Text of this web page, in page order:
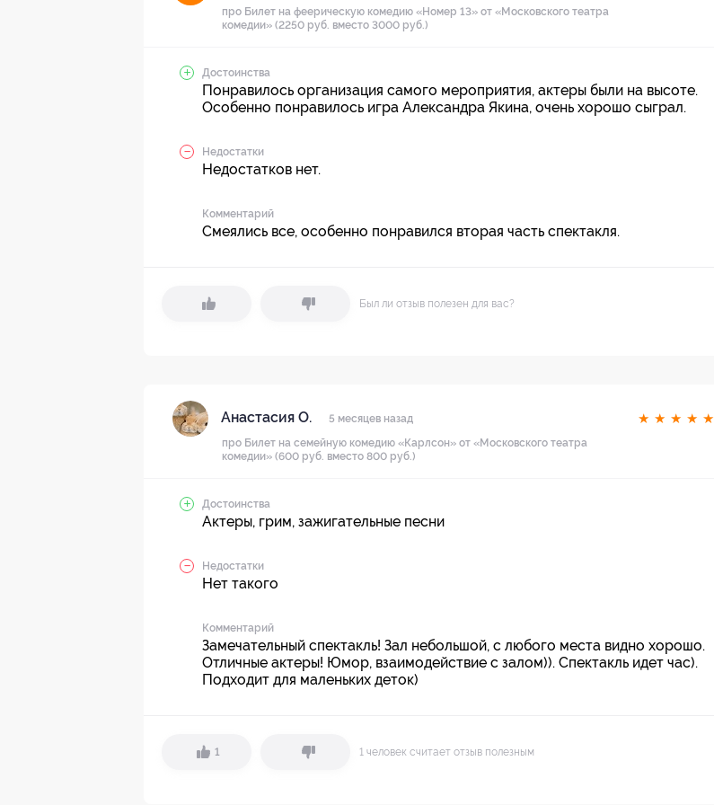
про Билет на феерическую комедию «Номер 13» от «Московского театра
комедии» (2250 руб. вместо 3000 руб.)
Достоинства
Понравилось организация самого мероприятия, актеры были на высоте.
Особенно понравилось игра Александра Якина, очень хорошо сыграл.
Недостатки
Недостатков нет.
Комментарий
Смеялись все, особенно понравился вторая часть спектакля.
Был ли отзыв полезен для вас?
Анастасия О. 5 месяцев назад ★ ★ ★ ★ ★
про Билет на семейную комедию «Карлсон» от «Московского театра
комедии» (600 руб. вместо 800 руб.)
Достоинства
Актеры, грим, зажигательные песни
Недостатки
Нет такого
Комментарий
Замечательный спектакль! Зал небольшой, с любого места видно хорошо.
Отличные актеры! Юмор, взаимодействие с залом)). Спектакль идет час).
Подходит для маленьких деток)
1 1 человек считает отзыв полезным